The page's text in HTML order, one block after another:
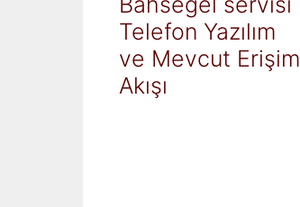
Telefon Yazılım
ve Mevcut Erişim
Akışı